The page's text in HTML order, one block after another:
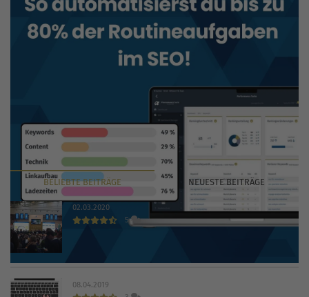
BELIEBTEBEITRÄGE NEUESTEBEITRÄGE
02.03.2020
5
08.04.2019